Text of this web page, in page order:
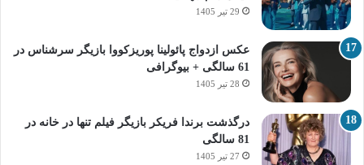
29 تیر 1405
عکس ازدواج پائولینا پوریزکووا بازیگر سرشناس در
61 سالگی + بیوگرافی
28 تیر 1405
درگذشت برندا فریکر بازیگر فیلم تنها در خانه در
81 سالگی
27 تیر 1405